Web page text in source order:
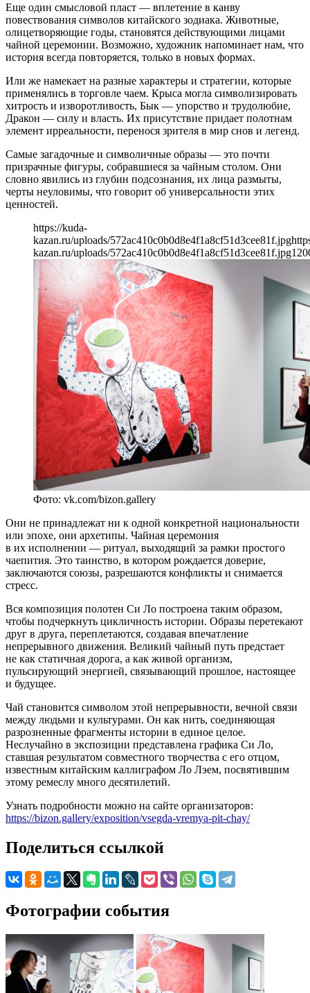
Еще один смысловой пласт — вплетение в канву
повествования символов китайского зодиака. Животные,
олицетворяющие годы, становятся действующими лицами
чайной церемонии. Возможно, художник напоминает нам, что
история всегда повторяется, только в новых формах.
Или же намекает на разные характеры и стратегии, которые
применялись в торговле чаем. Крыса могла символизировать
хитрость и изворотливость, Бык — упорство и трудолюбие,
Дракон — силу и власть. Их присутствие придает полотнам
элемент ирреальности, перенося зрителя в мир снов и легенд.
Самые загадочные и символичные образы — это почти
призрачные фигуры, собравшиеся за чайным столом. Они
словно явились из глубин подсознания, их лица размыты,
черты неуловимы, что говорит об универсальности этих
ценностей.
https://kuda-
kazan.ru/uploads/572ac410c0b0d8e4f1a8cf51d3cee81f.jpg
kazan.ru/uploads/572ac410c0b0d8e4f1a8cf51d3cee81f.jpg
Фото: vk.com/bizon.gallery
Они не принадлежат ни к одной конкретной национальности
или эпохе, они архетипы. Чайная церемония
в их исполнении — ритуал, выходящий за рамки простого
чаепития. Это таинство, в котором рождается доверие,
заключаются союзы, разрешаются конфликты и снимается
стресс.
Вся композиция полотен Си Ло построена таким образом,
чтобы подчеркнуть цикличность истории. Образы перетекают
друг в друга, переплетаются, создавая впечатление
непрерывного движения. Великий чайный путь предстает
не как статичная дорога, а как живой организм,
пульсирующий энергией, связывающий прошлое, настоящее
и будущее.
Чай становится символом этой непрерывности, вечной связи
между людьми и культурами. Он как нить, соединяющая
разрозненные фрагменты истории в единое целое.
Неслучайно в экспозиции представлена графика Си Ло,
ставшая результатом совместного творчества с его отцом,
известным китайским каллиграфом Ло Лэем, посвятившим
этому ремеслу много десятилетий.
Узнать подробности можно на сайте организаторов:
https://bizon.gallery/exposition/vsegda-vremya-pit-chay/
Поделиться ссылкой
Фотографии события